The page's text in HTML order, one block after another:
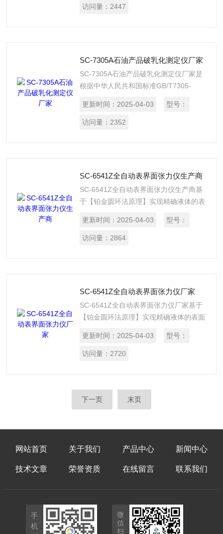
化测定法》所规定的要求设计制造的，适
访问量： 2447
SC-7305A石油产品破乳化测定仪厂家
SC-7305A石油产品破乳化测定仪厂家是
根据中华人民共和国标准GB/T7305-
和GB/7605-2008《运行中汽轮机油破乳
化测定法》所规定的要求设计制造的，适
更新时间： 2025-04-03 型号：
访问量： 2352
SC-6541Z全自动表界面张力仪生产商
SC-6541Z全自动表界面张力仪生产商基
于【铂金圆环法原理】实现精确液体的表
油、电力、科研、铁路等行业。
更新时间： 2025-04-03 型号：
访问量： 2864
SC-6541Z全自动表界面张力仪厂家
SC-6541Z全自动表界面张力仪厂家基于
【铂金圆环法原理】实现精确液体的表面
电力、科研、铁路等行业。铂金圆环法原
理： 铂金环法是一种传统的测试方法，
更新时间： 2025-04-03 型号：
访问量： 2720
下一页 末页
网站首页 关于我们 产品中心 新闻中心
技术文章 荣誉资质 在线留言 联系我们
手
机
微
信
扫